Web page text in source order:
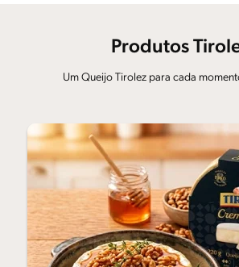
Produtos
Um Queijo Tirolez para cada